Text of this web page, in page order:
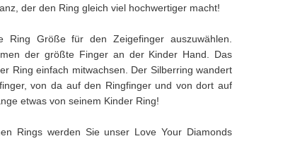
der den Ring gleich viel hochwertiger macht!
Größe für den Zeigefinger auszuwählen.
der größte Finger an der Kinder Hand. Das
Ring einfach mitwachsen. Der Silberring wandert
von da auf den Ringfinger und von dort auf
etwas von seinem Kinder Ring!
Rings werden Sie unser Love Your Diamonds